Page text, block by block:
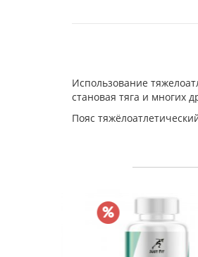
Использование
становая тяга и многих
Пояс